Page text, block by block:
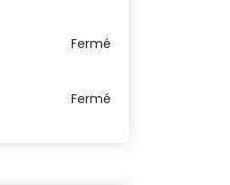
Fermé
Fermé